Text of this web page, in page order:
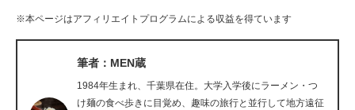
ITエンジニア向け専門サイト
企業向けIT製品の総合サイト
※本ページはアフィリエイトプログラムによる収益を得ています
筆者：MEN蔵
1984年生まれ、千葉県在住。大学入学後にラーメン・つ
け麺の食べ歩きに目覚め、趣味の旅行と並行して地方遠征